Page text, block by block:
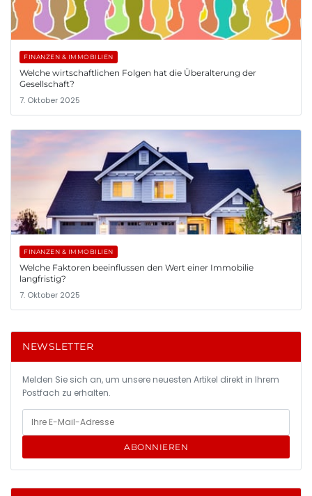
FINANZEN & IMMOBILIEN
Welche wirtschaftlichen Folgen hat die Überalterung der
Gesellschaft?
7. Oktober 2025
FINANZEN & IMMOBILIEN
Welche Faktoren beeinflussen den Wert einer Immobilie
langfristig?
7. Oktober 2025
NEWSLETTER
Melden Sie sich an, um unsere neuesten Artikel direkt in Ihrem
Postfach zu erhalten.
ABONNIEREN